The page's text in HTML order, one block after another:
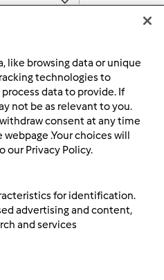
bylam kupe lat temu.....
piekna przeciez...
dodac, Elu, ze wycieczek
czasach
Zaloguj
like browsing data or unique
technologies to
data to provide. If
not be as relevant to you.
consent at any time
.Your choices will
our Privacy Policy.
for identification.
advertising and content,
and services